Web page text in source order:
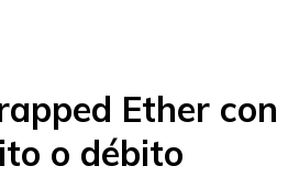
Ether con
o débito